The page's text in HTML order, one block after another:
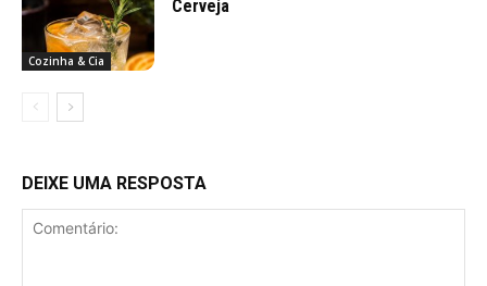
Cozinha & Cia
Cerveja
DEIXE UMA RESPOSTA